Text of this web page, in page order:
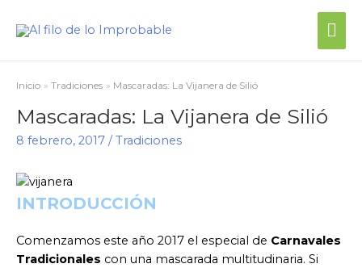
Inicio Tradiciones Mascaradas: La Vijanera de Silió
Mascaradas: La Vijanera de Silió
8 febrero, 2017 /Tradiciones
INTRODUCCIÓN
Comenzamos este año 2017 el especial de Carnavales
Tradicionales con una mascarada multitudinaria. Si